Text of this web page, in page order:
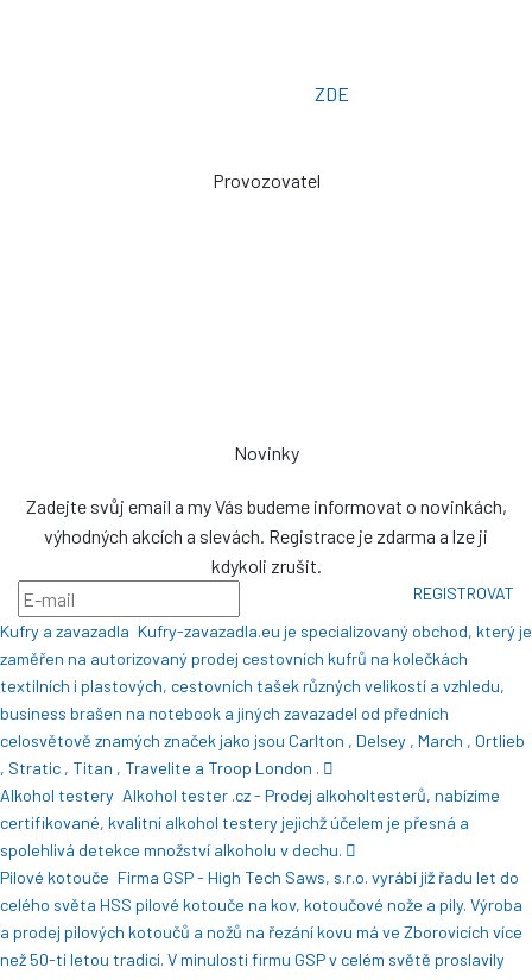
ZDE
Provozovatel
Novinky
Zadejte svůj email a my Vás budeme informovat o novinkách,
výhodných akcích a slevách. Registrace je zdarma a lze ji
kdykoli zrušit.
REGISTROVAT
Kufry a zavazadla Kufry-zavazadla.eu je specializovaný obchod, který je
zaměřen na autorizovaný prodej cestovních kufrů na kolečkách
textilních i plastových, cestovních tašek různých velikostí a vzhledu,
business brašen na notebook a jiných zavazadel od předních
celosvětově znamých značek jako jsou Carlton , Delsey , March , Ortlieb
, Stratic , Titan , Travelite a Troop London .
Alkohol testery Alkohol tester .cz - Prodej alkoholtesterů, nabízíme
certifikované, kvalitní alkohol testery jejichž účelem je přesná a
spolehlivá detekce množství alkoholu v dechu.
Pilové kotouče Firma GSP - High Tech Saws, s.r.o. vyrábí již řadu let do
celého světa HSS pilové kotouče na kov, kotoučové nože a pily. Výroba
a prodej pilových kotoučů a nožů na řezání kovu má ve Zborovicích více
než 50-ti letou tradici. V minulosti firmu GSP v celém světě proslavily